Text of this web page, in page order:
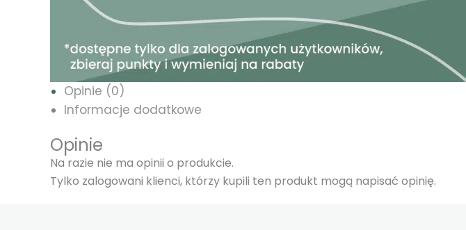
Opinie (0)
Informacje dodatkowe
Opinie
Na razie nie ma opinii o produkcie.
Tylko zalogowani klienci, którzy kupili ten produkt mogą napisać opinię.